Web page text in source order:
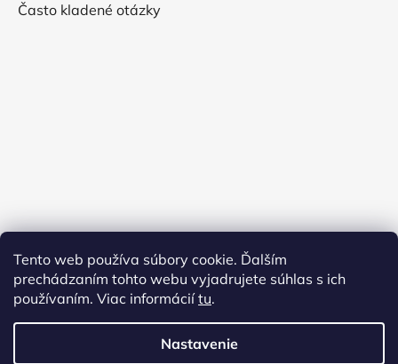
Tento web používa súbory cookie. Ďalším
prechádzaním tohto webu vyjadrujete súhlas s ich
používaním. Viac informáciítu.
Nastavenie
Často kladené otázky